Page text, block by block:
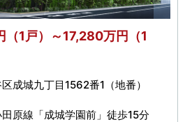
（1戸）～17,280万円（1
成城九丁目1562番1（地番）
原線「成城学園前」徒歩15分